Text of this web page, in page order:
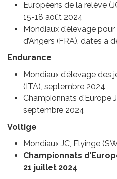
Européens de la relève
15-18 août 2024
Mondiaux d’élevage
d’Angers (FRA), dates à
Endurance
Mondiaux d’élevage des
(ITA), septembre 2024
Championnats d’Europe
septembre 2024
Voltige
Mondiaux JC, Flyinge
Championnats
21 juillet 2024